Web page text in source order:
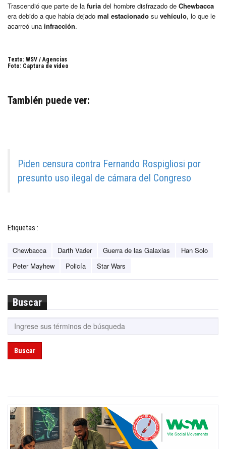
Trascendió que parte de la furia del hombre disfrazado de Chewbacca
era debido a que había dejado mal estacionado su vehículo, lo que le
acarreó una infracción.
Texto: WSV / Agencias
Foto: Captura de video
También puede ver:
Piden censura contra Fernando Rospigliosi por
presunto uso ilegal de cámara del Congreso
Etiquetas :
Chewbacca Darth Vader Guerra de las Galaxias
Han Solo
Peter Mayhew
Policía Star Wars
Buscar
Buscar